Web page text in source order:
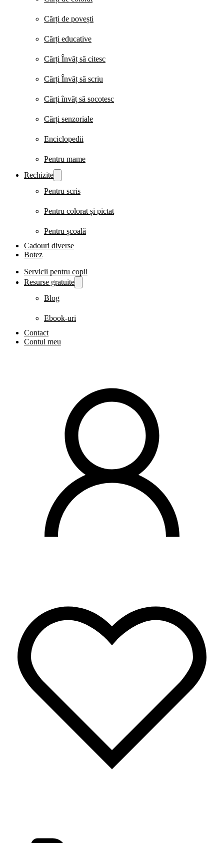
Cărți de povești
Cărți educative
Cărți Învăț să citesc
Cărți Învăț să scriu
Cărți învăț să socotesc
Cărți senzoriale
Enciclopedii
Pentru mame
Rechizite
Pentru scris
Pentru colorat și pictat
Pentru școală
Cadouri diverse
Botez
Servicii pentru copii
Resurse gratuite
Blog
Ebook-uri
Contact
Contul meu